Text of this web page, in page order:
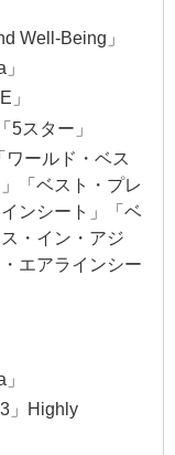
Well-Being」
スター」
ールド・ベス
「ベスト・プレ
ンシート」「ベ
・イン・アジ
エアラインシー
」Highly